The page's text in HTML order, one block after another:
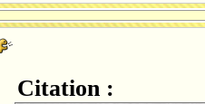
Citation :